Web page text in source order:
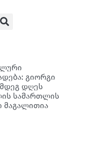
გიორგი
დღეს
სამართლის
მაგალითია